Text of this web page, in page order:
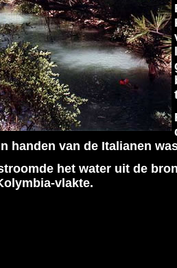
handen van de Italianen
het water uit de
vlakte.